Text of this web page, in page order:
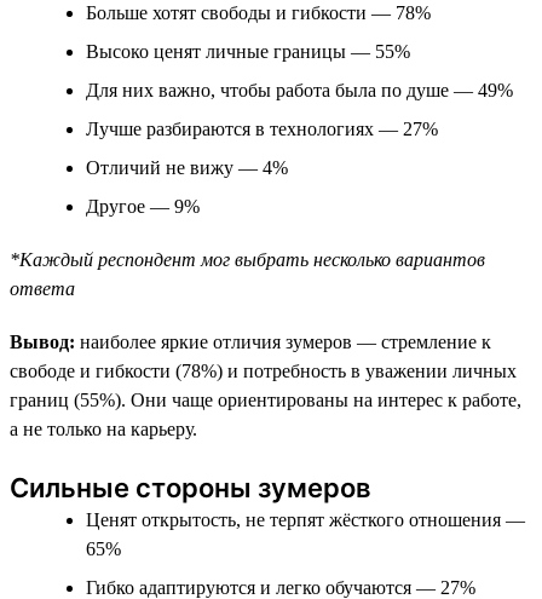
Больше хотят свободы и гибкости — 78%
Высоко ценят личные границы — 55%
Для них важно, чтобы работа была по душе — 49%
Лучше разбираются в технологиях — 27%
Отличий не вижу — 4%
Другое — 9%
*Каждый респондент мог выбрать несколько вариантов
ответа
Вывод: наиболее яркие отличия зумеров — стремление к
свободе и гибкости (78%) и потребность в уважении личных
границ (55%). Они чаще ориентированы на интерес к работе,
а не только на карьеру.
Сильные стороны зумеров
Ценят открытость, не терпят жёсткого отношения —
65%
Гибко адаптируются и легко обучаются — 27%